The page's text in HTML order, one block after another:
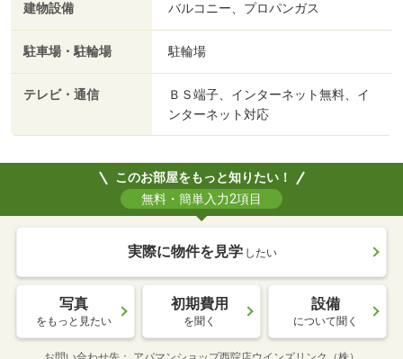
建物設備 バルコニー、プロパンガス
駐車場・駐輪場 駐輪場
テレビ・通信
ＢＳ端子、インターネット無料、イ
ンターネット対応
このお部屋をもっと知りたい！
無料・簡単入力2項目
実際に物件を見学 したい
写真
をもっと見たい
初期費用
を聞く
設備
について聞く